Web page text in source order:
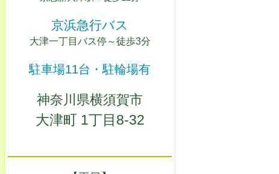
京浜急行バス
大津一丁目バス停～徒歩3分
駐車場11台・駐輪場有
神奈川県横須賀市
大津町 1丁目8-32